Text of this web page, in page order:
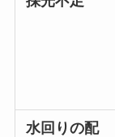
水回りの配